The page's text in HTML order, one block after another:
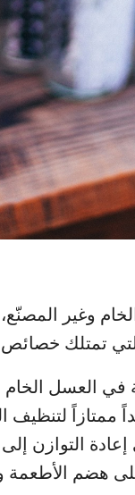
وغير
تمتلك
في العسل
ممتازاً لتنظيف
التوازن
هضم الأطعمة